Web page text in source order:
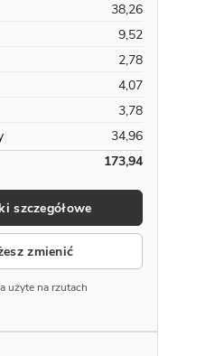
38,26
9,52
2,78
4,07
3,78
34,96
173,94
szczegółowe
zmienić
użyte na rzutach